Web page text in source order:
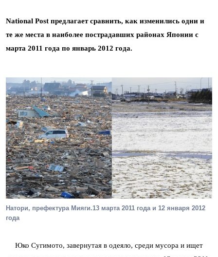
National Post предлагает сравнить, как изменились одни и
те же места в наиболее пострадавших районах Японии с
марта 2011 года по январь 2012 года.
Натори, префектура Мияги.13 марта 2011 года и 12 января 2012
года
Юко Сугимото, завернутая в одеяло, среди мусора и ищет